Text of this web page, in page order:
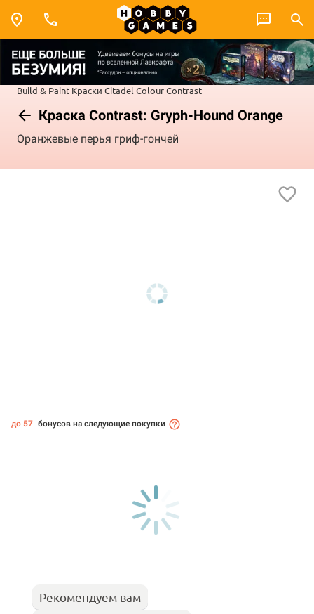
Build & Paint Краски Citadel ColourContrast
Краска Contrast: Gryph-Hound Orange
Оранжевые перья гриф-гончей
до 57 бонусов на следующие покупки
Рекомендуем вам